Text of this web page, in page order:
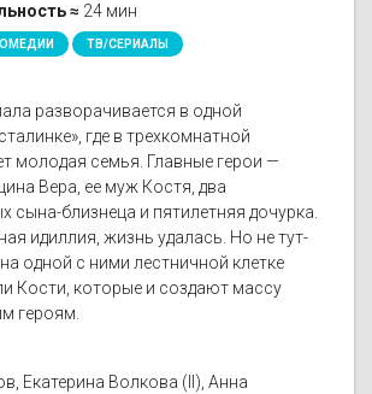
≈ 24 мин
ТВ/СЕРИАЛЫ
разворачивается в одной
где в трехкомнатной
молодая семья. Главные герои —
Вера, ее муж Костя, два
сына-близнеца и пятилетняя дочурка.
идиллия, жизнь удалась. Но не тут-
одной с ними лестничной клетке
Кости, которые и создают массу
героям.
Екатерина Волкова (II), Анна